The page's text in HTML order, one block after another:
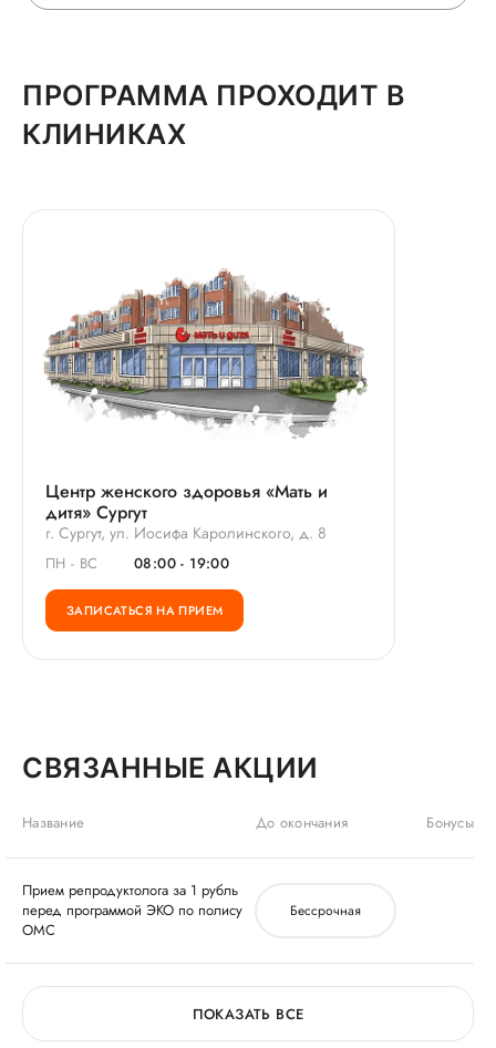
ПРОГРАММА ПРОХОДИТ В
КЛИНИКАХ
Центр женского здоровья «Мать и
дитя» Сургут
г. Сургут, ул. Иосифа Каролинского, д. 8
ПН - ВС 08:00 - 19:00
ЗАПИСАТЬСЯ НА ПРИЕМ
СВЯЗАННЫЕ АКЦИИ
Название До окончания Бонусы
Прием репродуктолога за 1 рубль
перед программой ЭКО по полису
ОМС
Бессрочная
ПОКАЗАТЬ ВСЕ